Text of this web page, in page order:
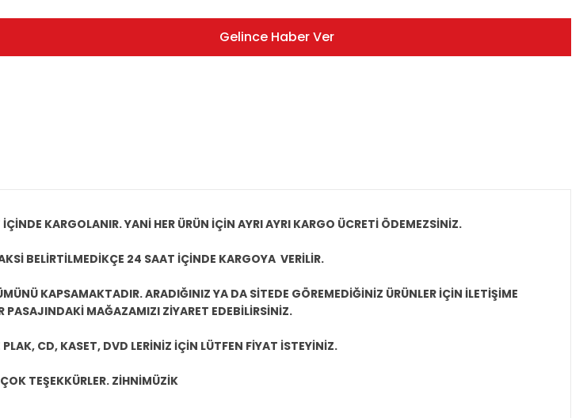
Gelince Haber Ver
KARGOLANIR. YANİ HER ÜRÜN İÇİN AYRI AYRI KARGO ÜCRETİ ÖDEMEZSİNİZ.
BELİRTİLMEDİKÇE 24 SAAT İÇİNDE KARGOYA VERİLİR.
KAPSAMAKTADIR. ARADIĞINIZ YA DA SİTEDE GÖREMEDİĞİNİZ ÜRÜNLER İÇİN İLETİŞİME
PASAJINDAKİ MAĞAZAMIZI ZİYARET EDEBİLİRSİNİZ.
CD, KASET, DVD LERİNİZ İÇİN LÜTFEN FİYAT İSTEYİNİZ.
TEŞEKKÜRLER. ZİHNİMÜZİK